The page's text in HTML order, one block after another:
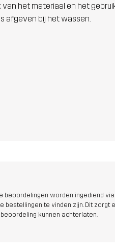
van het materiaal en het
afgeven bij het wassen.
beoordelingen worden ingediend
bestellingen te vinden zijn. Dit zorgt
kunnen achterlaten.